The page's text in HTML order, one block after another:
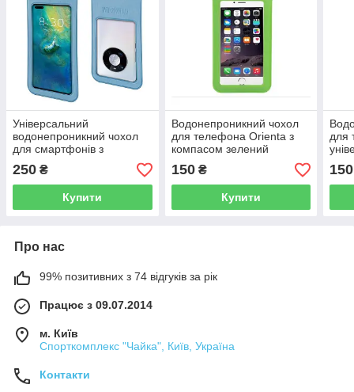
Універсальний
водонепроникний чохол
для смартфонів з
діагоналлю до 7,2»
Waterproof Bag
250 ₴
Купити
Водонепроникний чохол
для телефона Orienta з
компасом зелений
150₴
Купити
для
150
Про нас
99% позитивних з 74 відгуків за рік
Працює з 09.07.2014
м. Київ
Спорткомплекс "Чайка", Київ, Україна
Контакти